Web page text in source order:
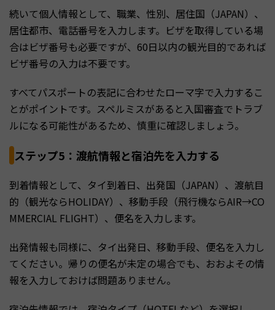
続いて個人情報として、職業、性別、居住国（JAPAN）、
居住都市、電話番号を入力します。ビザを取得している場
合はビザ番号も必要ですが、60日以内の観光目的であれば
ビザ番号の入力は不要です。
すべてパスポートの表記に合わせたローマ字で入力するこ
とがポイントです。スペルミスがあると入国審査でトラブ
ルになる可能性があるため、慎重に確認しましょう。
ステップ5：渡航情報と宿泊先を入力する
到着情報として、タイ到着日、出発国（JAPAN）、渡航目
的（観光ならHOLIDAY）、移動手段（飛行機ならAIR→CO
MMERCIAL FLIGHT）、便名を入力します。
出発情報も同様に、タイ出発日、移動手段、便名を入力し
てください。帰りの便名が未定の場合でも、おおよその情
報を入力しておけば問題ありません。